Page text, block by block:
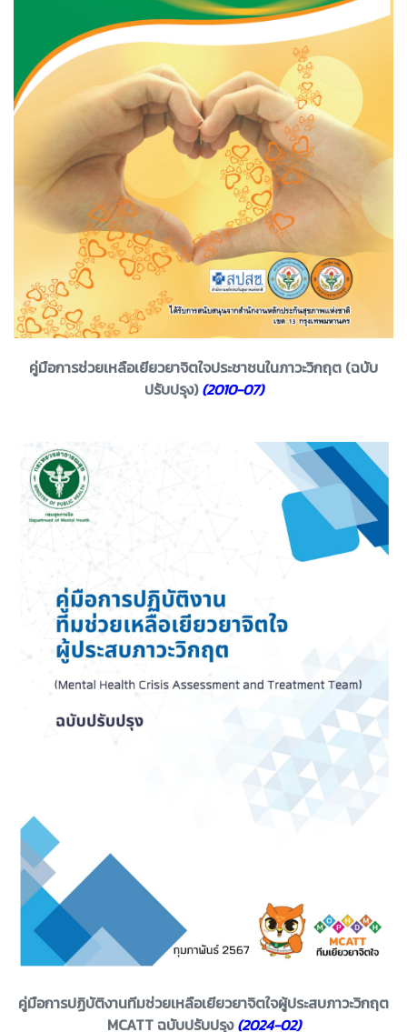
คู่มือการช่วยเหลือเยียวยาจิตใจประชาชนในภาวะวิกฤต (ฉบับ
ปรับปรุง)(2010-07)
คู่มือการปฏิบัติงานทีมช่วยเหลือเยียวยาจิตใจผู้ประสบภาวะวิกฤต
MCATT ฉบับปรับปรุง(2024-02)